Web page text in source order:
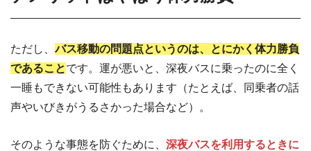
ただし、バス移動の問題点というのは、とにかく体力勝負
であることです。運が悪いと、深夜バスに乗ったのに全く
一睡もできない可能性もあります（たとえば、同乗者の話
声やいびきがうるさかった場合など）。
そのような事態を防ぐために、 深夜バスを利用するときに